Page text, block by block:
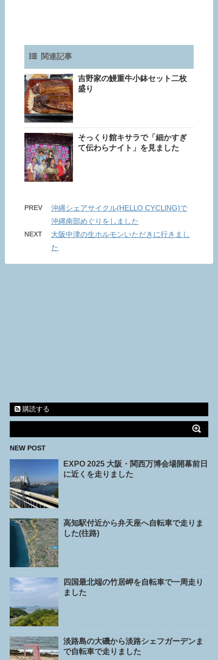
関連記事
吉野家の鰻重牛小鉢セット二枚
盛り
そっくり館キサラで「細かすぎ
て伝わらナイト」を見ました
PREV
沖縄シェアサイクル(HELLO CYCLING)で
沖縄南部めぐりをしました
NEXT
大阪中津の生ホルモンいただきに行きまし
た
購読する
NEW POST
EXPO 2025 大阪・関西万博会場開幕前日
に近くを走りました
高知駅付近から弁天座へ自転車で走りま
した(往路)
四国最北端の竹居岬を自転車で一周走り
ました
淡路島の大磯から淡路シェフガーデンま
で自転車で走りました